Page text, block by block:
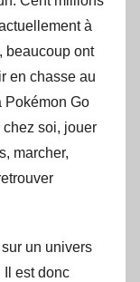
à
beaucoup ont
en chasse au
Pokémon Go
chez soi, jouer
marcher,
un univers
Il est donc